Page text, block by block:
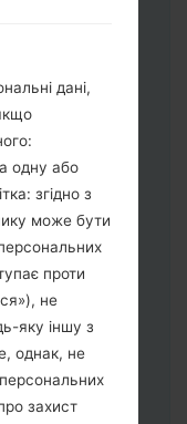
5 файл
прошивки:
& Operator"
& Region &
Odin 3.
телефон та
випадку
для
і увійдіть у
дані,
одну або
згідно з
може бути
проти
не
яку іншу з
однак, не
захист